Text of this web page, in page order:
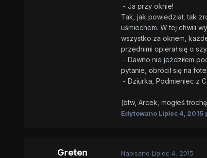
- Ja przy oknie!
Tak, jak powiedział, tak
uśmiechem. W tej chwili
wszystko za oknem,
przednimi opierał się o
- Dawno nie jeździłem
pytanie, obrócił się na
- Dziurka, Podmieniec z
(btw, Arcek, mogłeś
Edytowano Lipiec 4, 2015
Greten Napisano Lipiec 4, 2015